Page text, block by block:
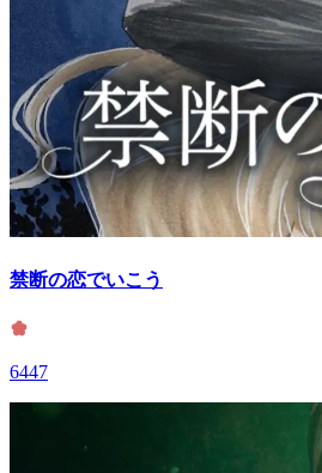
禁断の恋でいこう
6447